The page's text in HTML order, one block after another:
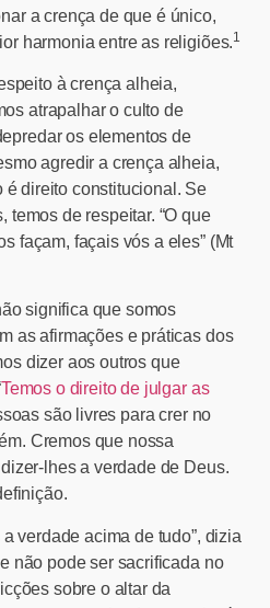
a crença de que é único,
harmonia entre as religiões.1
à crença alheia,
atrapalhar o culto de
os elementos de
agredir a crença alheia,
é direito constitucional. Se
temos de respeitar. “O que
façam, façais vós a eles” (Mt
significa que somos
as afirmações e práticas dos
dizer aos outros que
Temos o direito de julgar as
são livres para crer no
Cremos que nossa
lhes a verdade de Deus.
verdade acima de tudo”, dizia
não pode ser sacrificada no
sobre o altar da